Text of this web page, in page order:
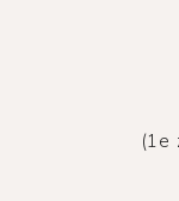
(1e